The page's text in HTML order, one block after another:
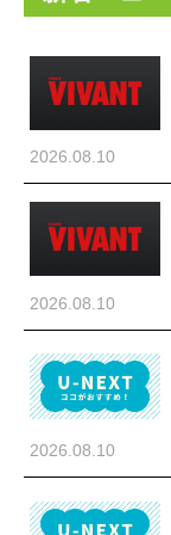
2026.08.10
2026.08.10
2026.08.10